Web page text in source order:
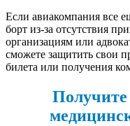
Если авиакомпания все
борт из-за отсутствия
организациям или
сможете защитить свои
билета или получения
Получите